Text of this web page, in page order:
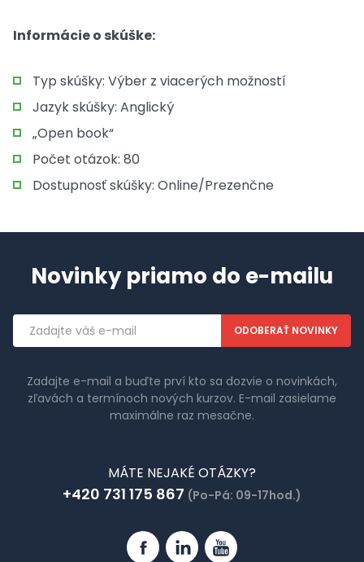
Informácie o skúške:
Typ skúšky: Výber z viacerých možností
Jazyk skúšky: Anglický
„Open book“
Počet otázok: 80
Dostupnosť skúšky: Online/Prezenčne
Novinky priamo do e-mailu
Emailová
adresa
Zadajte e-mail a buďte prví kto sa dozvie o novinkách,
zľavách a termínoch nových kurzov. E-mail zasielame
maximálne raz mesačne.
MÁTE NEJAKÉ OTÁZKY?
+420 731 175 867 (Po-Pá: 09-17hod.)
FacebookLinkedinYouTube